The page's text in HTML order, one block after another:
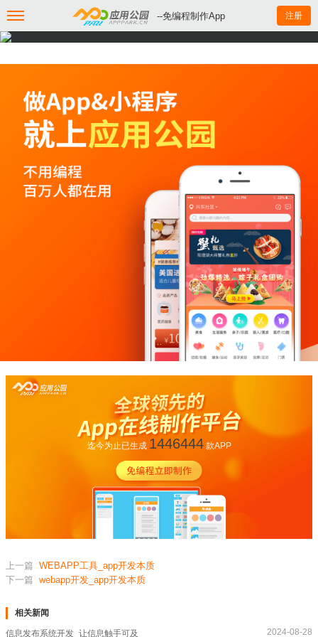
--免编程制作App 注册
迄今为止已生成 1446444款APP
上一篇 WEBAPP工具_app开发本质
下一篇 webapp开发_app开发本质
相关新闻
信息发布系统开发_让信息触手可及 2024-08-28